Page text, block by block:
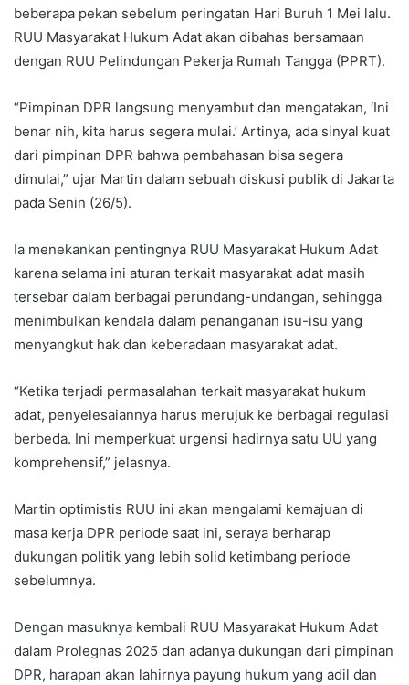
beberapa pekan sebelum peringatan Hari Buruh 1 Mei lalu.
RUU Masyarakat Hukum Adat akan dibahas bersamaan
dengan RUU Pelindungan Pekerja Rumah Tangga (PPRT).
“Pimpinan DPR langsung menyambut dan mengatakan, ‘Ini
benar nih, kita harus segera mulai.’ Artinya, ada sinyal kuat
dari pimpinan DPR bahwa pembahasan bisa segera
dimulai,” ujar Martin dalam sebuah diskusi publik di Jakarta
pada Senin (26/5).
Ia menekankan pentingnya RUU Masyarakat Hukum Adat
karena selama ini aturan terkait masyarakat adat masih
tersebar dalam berbagai perundang-undangan, sehingga
menimbulkan kendala dalam penanganan isu-isu yang
menyangkut hak dan keberadaan masyarakat adat.
“Ketika terjadi permasalahan terkait masyarakat hukum
adat, penyelesaiannya harus merujuk ke berbagai regulasi
berbeda. Ini memperkuat urgensi hadirnya satu UU yang
komprehensif,” jelasnya.
Martin optimistis RUU ini akan mengalami kemajuan di
masa kerja DPR periode saat ini, seraya berharap
dukungan politik yang lebih solid ketimbang periode
sebelumnya.
Dengan masuknya kembali RUU Masyarakat Hukum Adat
dalam Prolegnas 2025 dan adanya dukungan dari pimpinan
DPR, harapan akan lahirnya payung hukum yang adil dan